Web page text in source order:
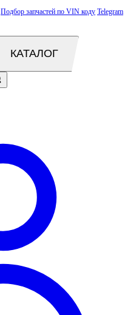
Подбор запчастей по VIN коду Telegram
КАТАЛОГ